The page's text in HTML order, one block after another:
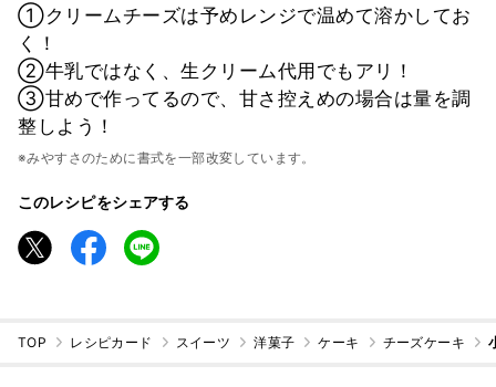
①クリームチーズは予めレンジで温めて溶かしてお
く！
②牛乳ではなく、生クリーム代用でもアリ！
③甘めで作ってるので、甘さ控えめの場合は量を調
整しよう！
※みやすさのために書式を一部改変しています。
このレシピをシェアする
TOP レシピカード スイーツ 洋菓子 ケーキ チーズケーキ